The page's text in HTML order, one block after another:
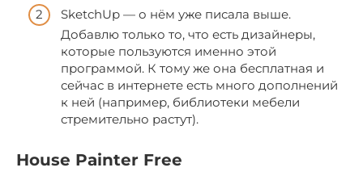
SketchUp — о нём уже писала выше.
Добавлю только то, что есть дизайнеры,
которые пользуются именно этой
программой. К тому же она бесплатная и
сейчас в интернете есть много дополнений
к ней (например, библиотеки мебели
стремительно растут).
House Painter Free